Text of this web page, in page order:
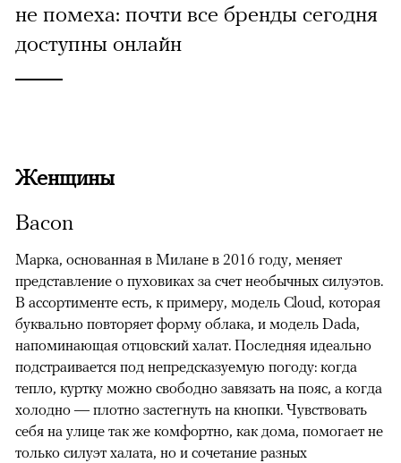
не помеха: почти все бренды сегодня
доступны онлайн
Женщины
Bacon
Марка, основанная в Милане в 2016 году, меняет
представление о пуховиках за счет необычных силуэтов.
В ассортименте есть, к примеру, модель Cloud, которая
буквально повторяет форму облака, и модель Dada,
напоминающая отцовский халат. Последняя идеально
подстраивается под непредсказуемую погоду: когда
тепло, куртку можно свободно завязать на пояс, а когда
холодно — плотно застегнуть на кнопки. Чувствовать
себя на улице так же комфортно, как дома, помогает не
только силуэт халата, но и сочетание разных